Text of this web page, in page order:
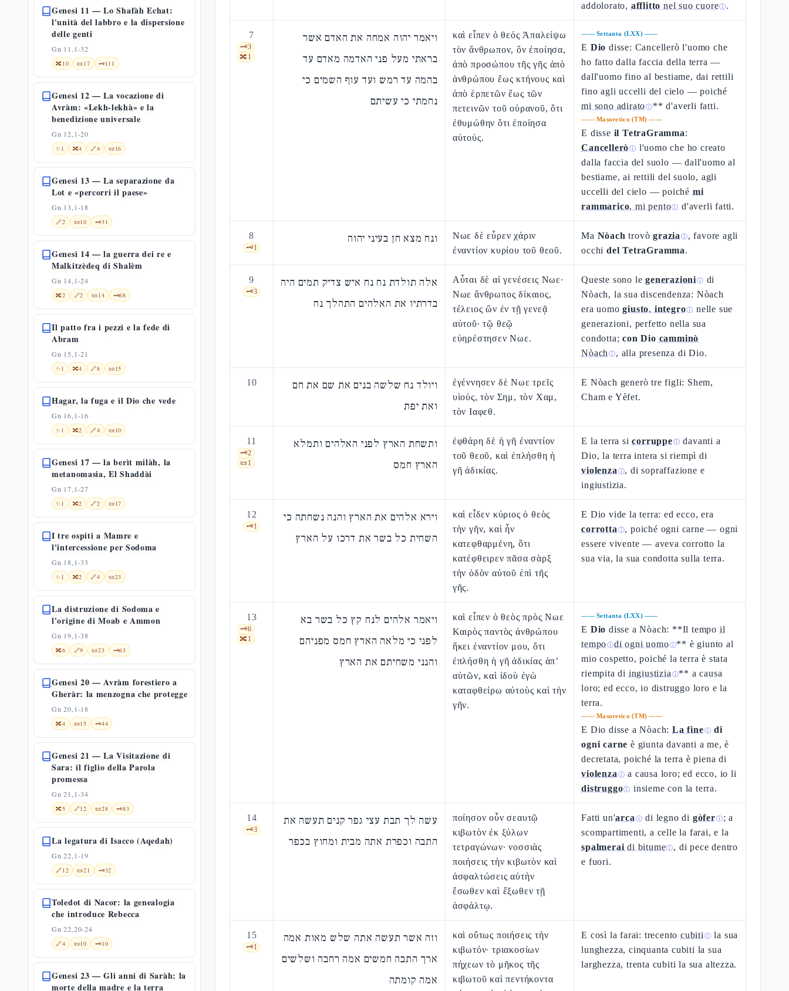
Genesi 11 — Lo Shafàh Echat:
l'unità del labbro e la dispersione
delle genti
Gn 11,1-32
🔀10 📜17 🗝️111
Genesi 12 — La vocazione di
Avràm: «Lekh-lekhà» e la
benedizione universale
Gn 12,1-20
✨1 🔀4 🔗4 📜16
Genesi 13 — La separazione da
Lot e «percorri il paese»
Gn 13,1-18
🔗2 📜10 🗝️31
Genesi 14 — la guerra dei re e
Malkitzèdeq di Shalèm
Gn 14,1-24
🔀2 🔗2 📜14 🗝️68
Il patto fra i pezzi e la fede di
Abram
Gn 15,1-21
✨1 🔀4 🔗8 📜15
Hagar, la fuga e il Dio che vede
Gn 16,1-16
✨1 🔀2 🔗4 📜10
Genesi 17 — la berìt milàh, la
metanomasia, El Shaddài
Gn 17,1-27
✨1 🔀2 🔗2 📜17
I tre ospiti a Mamre e
l'intercessione per Sodoma
Gn 18,1-33
✨1 🔀2 🔗4 📜23
La distruzione di Sodoma e
l'origine di Moab e Ammon
Gn 19,1-38
🔀6 🔗9 📜23 🗝️63
Genesi 20 — Avràm forestiero a
Gheràr: la menzogna che protegge
Gn 20,1-18
🔀4 📜15 🗝️44
Genesi 21 — La Visitazione di
Sara: il figlio della Parola
promessa
Gn 21,1-34
🔀5 🔗12 📜28 🗝️83
La legatura di Isacco (Aqedah)
Gn 22,1-19
🔗12 📜21 🗝️32
Toledot di Nacor: la genealogia
che introduce Rebecca
Gn 22,20-24
🔗4 📜10 🗝️10
Genesi 23 — Gli anni di Saràh: la
morte della madre e la terra
addolorato, afflitto nel suo cuoreⓘ.
7
🗝️3
🔀1
ויאמר יהוה אמחה את האדם אשר
בראתי מעל פני האדמה מאדם עד
בהמה עד רמש ועד עוף השמים כי
נחמתי כי עשיתם
καὶ εἶπεν ὁ θεός Ἀπαλείψω
τὸν ἄνθρωπον, ὃν ἐποίησα,
ἀπὸ προσώπου τῆς γῆς ἀπὸ
ἀνθρώπου ἕως κτήνους καὶ
ἀπὸ ἑρπετῶν ἕως τῶν
πετεινῶν τοῦ οὐρανοῦ, ὅτι
ἐθυμώθην ὅτι ἐποίησα
αὐτούς.
——Settanta (LXX)——
E Dio disse: Cancellerò l'uomo che
ho fatto dalla faccia della terra —
dall'uomo fino al bestiame, dai rettili
fino agli uccelli del cielo — poiché
mi sono adiratoⓘ** d'averli fatti.
——Masoretico (TM) ——
E disse il TetraGramma:
Cancelleròⓘ l'uomo che ho creato
dalla faccia del suolo — dall'uomo al
bestiame, ai rettili del suolo, agli
uccelli del cielo — poiché mi
rammarico, mi pentoⓘ d'averli fatti.
8
🗝️1
ונח מצא חן בעיני יהוה
Νωε δὲ εὗρεν χάριν
ἐναντίον κυρίου τοῦ θεοῦ.
Ma Nòach trovògrazia ⓘ, favore agli
occhidel TetraGramma.
9
🗝️3
אלה תולדת נח נח איש צדיק תמים היה
בדרתיו את האלהים התהלך נח
Αὗται δὲ αἱ γενέσεις Νωε·
Νωε ἄνθρωπος δίκαιος,
τέλειος ὢν ἐν τῇ γενεᾷ
αὐτοῦ· τῷ θεῷ
εὐηρέστησεν Νωε.
Queste sono legenerazioniⓘ di
Nòach, la sua discendenza: Nòach
era uomogiusto, integroⓘ nelle sue
generazioni, perfetto nella sua
condotta;con Dio camminò
Nòach ⓘ, alla presenza di Dio.
10
ויולד נח שלשה בנים את שם את חם
ואת יפת
ἐγέννησεν δὲ Νωε τρεῖς
υἱούς, τὸν Σημ, τὸν Χαμ,
τὸν Ιαφεθ.
E Nòach generò tre figli: Shem,
Cham e Yèfet.
11
🗝️2
📜1
ותשחת הארץ לפני האלהים ותמלא
הארץ חמס
ἐφθάρη δὲ ἡ γῆ ἐναντίον
τοῦ θεοῦ, καὶ ἐπλήσθη ἡ
γῆ ἀδικίας.
E la terra sicorruppeⓘ davanti a
Dio, la terra intera si riempì di
violenza ⓘ, di sopraffazione e
ingiustizia.
12
🗝️1
וירא אלהים את הארץ והנה נשחתה כי
השחית כל בשר את דרכו על הארץ
καὶ εἶδεν κύριος ὁ θεὸς
τὴν γῆν, καὶ ἦν
κατεφθαρμένη, ὅτι
κατέφθειρεν πᾶσα σὰρξ
τὴν ὁδὸν αὐτοῦ ἐπὶ τῆς
γῆς.
E Dio vide la terra: ed ecco, era
corrotta ⓘ, poiché ogni carne — ogni
essere vivente — aveva corrotto la
sua via, la sua condotta sulla terra.
13
🗝️6
🔀1
ויאמר אלהים לנח קץ כל בשר בא
לפני כי מלאה הארץ חמס מפניהם
והנני משחיתם את הארץ
καὶ εἶπεν ὁ θεὸς πρὸς Νωε
Καιρὸς παντὸς ἀνθρώπου
ἥκει ἐναντίον μου, ὅτι
ἐπλήσθη ἡ γῆ ἀδικίας ἀπ’
αὐτῶν, καὶ ἰδοὺ ἐγὼ
καταφθείρω αὐτοὺς καὶ τὴν
γῆν.
——Settanta (LXX)——
E Dio disse a Nòach: **Il tempo il
tempoⓘdi ogni uomoⓘ** è giunto al
mio cospetto, poiché la terra è stata
riempita di ingiustizia ⓘ** a causa
loro; ed ecco, io distruggo loro e la
terra.
——Masoretico (TM) ——
E Dio disse a Nòach:La fineⓘ di
ogni carne è giunta davanti a me, è
decretata, poiché la terra è piena di
violenza ⓘ a causa loro; ed ecco, io li
distruggoⓘ insieme con la terra.
14
🗝️3
עשה לך תבת עצי גפר קנים תעשה את
התבה וכפרת אתה מבית ומחוץ בכפר
ποίησον οὖν σεαυτῷ
κιβωτὸν ἐκ ξύλων
τετραγώνων· νοσσιὰς
ποιήσεις τὴν κιβωτὸν καὶ
ἀσφαλτώσεις αὐτὴν
ἔσωθεν καὶ ἔξωθεν τῇ
ἀσφάλτῳ.
Fatti un'arca ⓘ di legno di gòferⓘ; a
scompartimenti, a celle la farai, e la
spalmerai di bitumeⓘ, di pece dentro
e fuori.
15
🗝️1
וזה אשר תעשה אתה שלש מאות אמה
ארך התבה חמשים אמה רחבה ושלשים
אמה קומתה
καὶ οὕτως ποιήσεις τὴν
κιβωτόν· τριακοσίων
πήχεων τὸ μῆκος τῆς
κιβωτοῦ καὶ πεντήκοντα
E così la farai: trecentocubiti ⓘ la sua
lunghezza, cinquanta cubiti la sua
larghezza, trenta cubiti la sua altezza.